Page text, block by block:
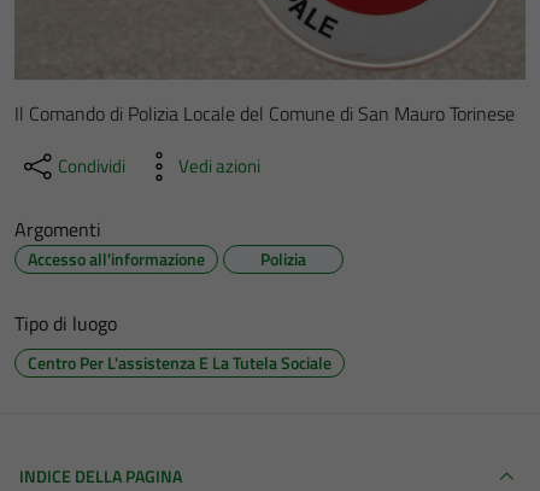
Il Comando di Polizia Locale del Comune di San Mauro Torinese
Condividi Vedi azioni
Argomenti
Accesso all'informazione Polizia
Tipo di luogo
Centro Per L'assistenza E La Tutela Sociale
INDICE DELLA PAGINA